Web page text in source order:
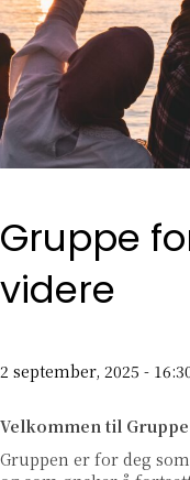
Gruppe
videre
2 september, 2025 -
Velkommen til
Gruppen er for deg